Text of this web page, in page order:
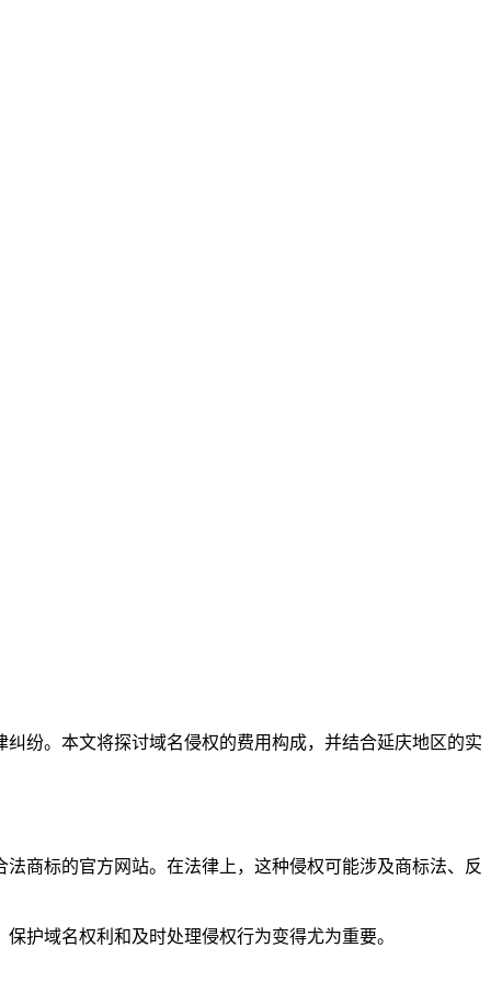
纷。本文将探讨域名侵权的费用构成，并结合延庆地区的实
商标的官方网站。在法律上，这种侵权可能涉及商标法、反
护域名权利和及时处理侵权行为变得尤为重要。